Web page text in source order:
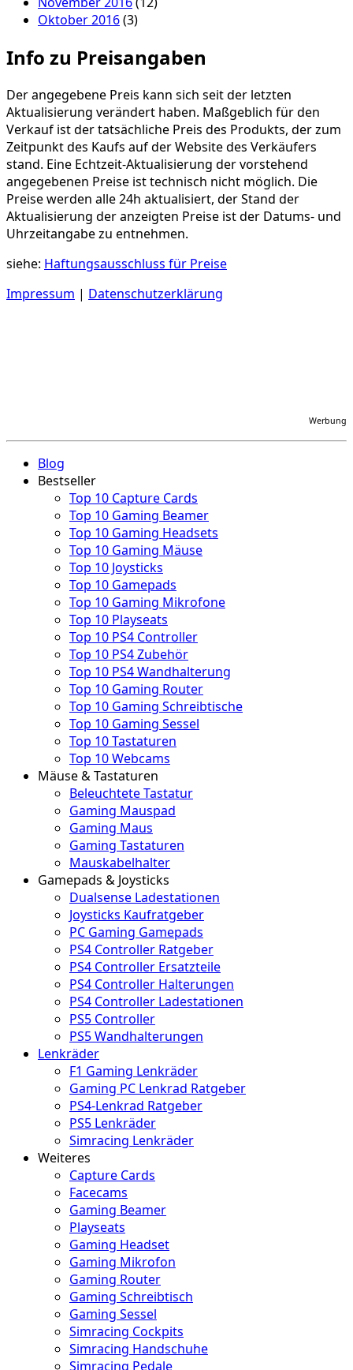
Oktober 2016(3)
Info zu Preisangaben
Der angegebene Preis kann sich seit der letzten
Aktualisierung verändert haben. Maßgeblich für den
Verkauf ist der tatsächliche Preis des Produkts, der zum
Zeitpunkt des Kaufs auf der Website des Verkäufers
stand. Eine Echtzeit-Aktualisierung der vorstehend
angegebenen Preise ist technisch nicht möglich. Die
Preise werden alle 24h aktualisiert, der Stand der
Aktualisierung der anzeigten Preise ist der Datums- und
Uhrzeitangabe zu entnehmen.
siehe: Haftungsausschluss für Preise
Impressum | Datenschutzerklärung
Werbung
Blog
Bestseller
Top 10 Capture Cards
Top 10 Gaming Beamer
Top 10 Gaming Headsets
Top 10 Gaming Mäuse
Top 10 Joysticks
Top 10 Gamepads
Top 10 Gaming Mikrofone
Top 10 Playseats
Top 10 PS4 Controller
Top 10 PS4 Zubehör
Top 10 PS4 Wandhalterung
Top 10 Gaming Router
Top 10 Gaming Schreibtische
Top 10 Gaming Sessel
Top 10 Tastaturen
Top 10 Webcams
Mäuse & Tastaturen
Beleuchtete Tastatur
Gaming Mauspad
Gaming Maus
Gaming Tastaturen
Mauskabelhalter
Gamepads & Joysticks
Dualsense Ladestationen
Joysticks Kaufratgeber
PC Gaming Gamepads
PS4 Controller Ratgeber
PS4 Controller Ersatzteile
PS4 Controller Halterungen
PS4 Controller Ladestationen
PS5 Controller
PS5 Wandhalterungen
Lenkräder
F1 Gaming Lenkräder
Gaming PC Lenkrad Ratgeber
PS4-Lenkrad Ratgeber
PS5 Lenkräder
Simracing Lenkräder
Weiteres
Capture Cards
Facecams
Gaming Beamer
Playseats
Gaming Headset
Gaming Mikrofon
Gaming Router
Gaming Schreibtisch
Gaming Sessel
Simracing Cockpits
Simracing Handschuhe
Simracing Pedale